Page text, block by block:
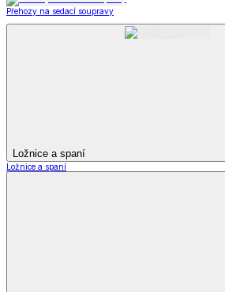
Přehozy na sedací soupravy
Ložnice a spaní
Ložnice a spaní